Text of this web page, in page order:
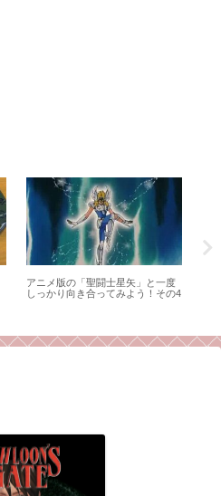
アニメ版の「聖闘士星矢」と一度
しっかり向き合ってみよう！その4